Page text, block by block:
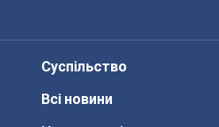
Суспільство
Всі новини